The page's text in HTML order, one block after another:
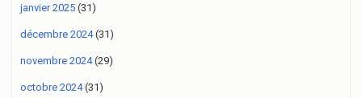
janvier 2025 (31)
décembre 2024(31)
novembre 2024(29)
octobre 2024(31)